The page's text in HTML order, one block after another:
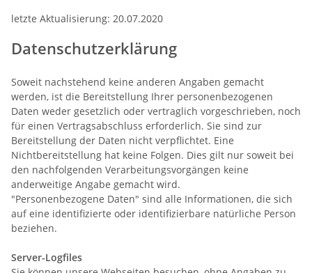
letzte Aktualisierung: 20.07.2020
Datenschutzerklärung
Soweit nachstehend keine anderen Angaben gemacht
werden, ist die Bereitstellung Ihrer personenbezogenen
Daten weder gesetzlich oder vertraglich vorgeschrieben, noch
für einen Vertragsabschluss erforderlich. Sie sind zur
Bereitstellung der Daten nicht verpflichtet. Eine
Nichtbereitstellung hat keine Folgen. Dies gilt nur soweit bei
den nachfolgenden Verarbeitungsvorgängen keine
anderweitige Angabe gemacht wird.
"Personenbezogene Daten" sind alle Informationen, die sich
auf eine identifizierte oder identifizierbare natürliche Person
beziehen.
Server-Logfiles